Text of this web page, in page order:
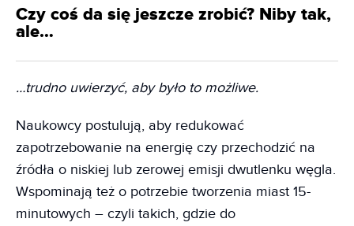
Czy coś da się jeszcze zrobić? Niby tak,
ale…
…trudno uwierzyć, aby było to możliwe.
Naukowcy postulują, aby redukować
zapotrzebowanie na energię czy przechodzić na
źródła o niskiej lub zerowej emisji dwutlenku węgla.
Wspominają też o potrzebie tworzenia miast 15-
minutowych – czyli takich, gdzie do